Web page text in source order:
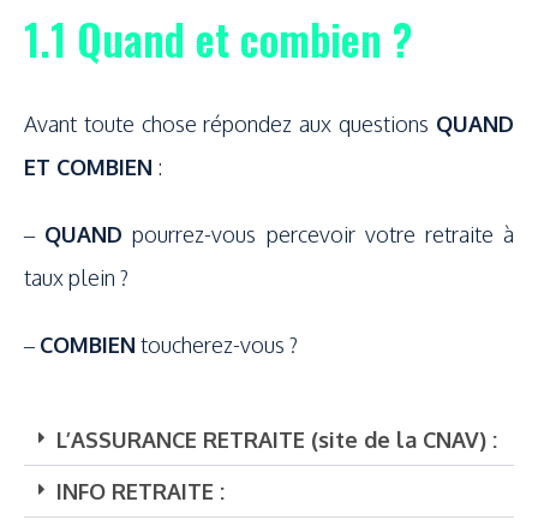
1.1 Quand et combien ?
Avant toute chose répondez aux questions QUAND
ET COMBIEN :
– QUAND pourrez-vous percevoir votre retraite à
taux plein ?
–COMBIEN toucherez-vous ?
L’ASSURANCE RETRAITE (site de la CNAV) :
INFO RETRAITE :